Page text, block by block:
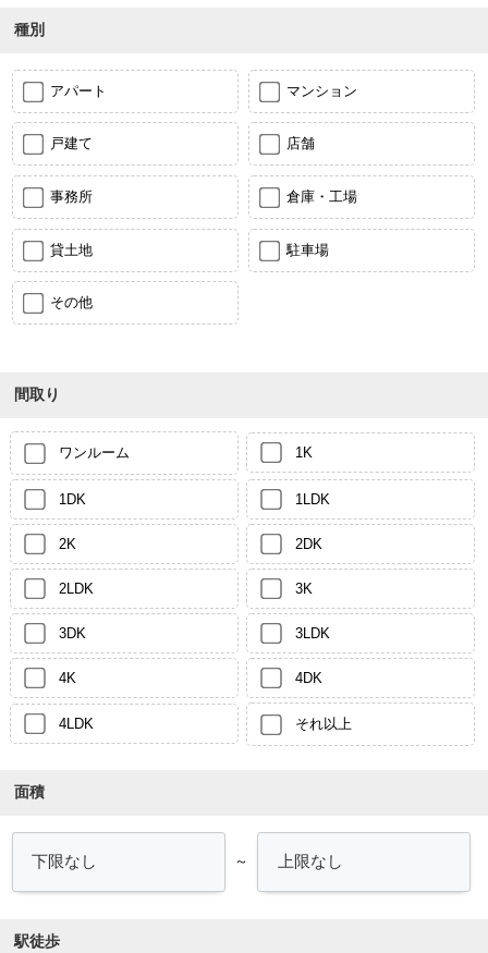
種別
アパート マンション
戸建て 店舗
事務所 倉庫・工場
貸土地 駐車場
その他
間取り
ワンルーム 1K
1DK 1LDK
2K 2DK
2LDK 3K
3DK 3LDK
4K 4DK
4LDK それ以上
面積
～
駅徒歩